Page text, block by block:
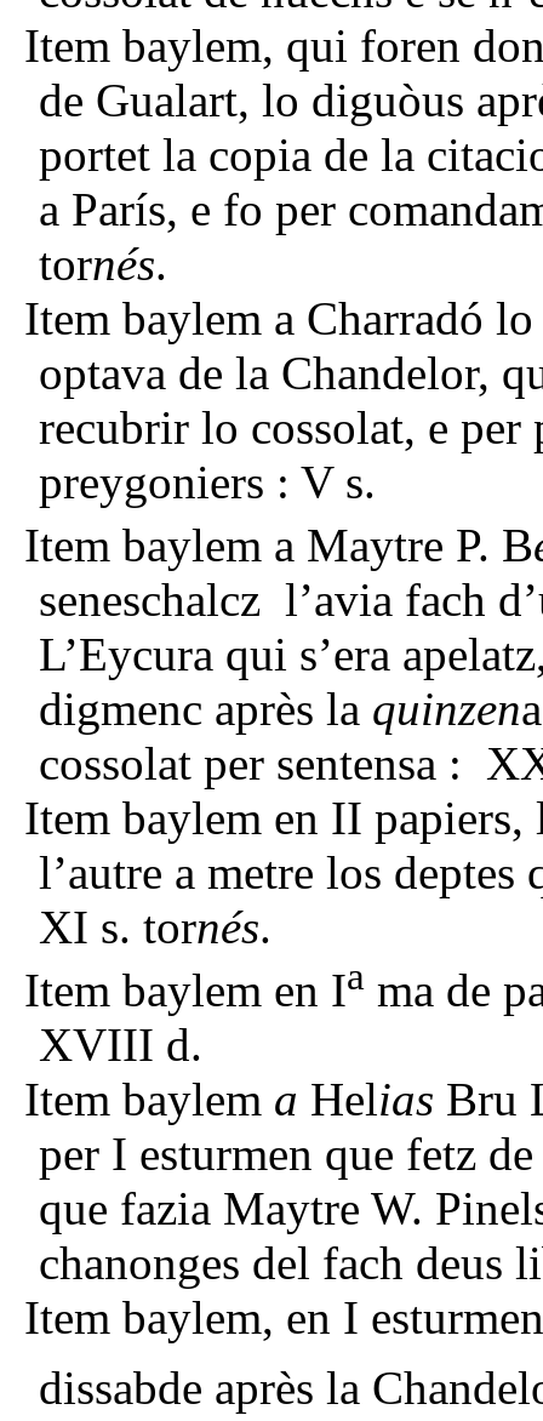
Item baylem, qui foren
de Gualart, lo diguòus
portet la copia de la
a París, e fo per
tornés.
Item baylem a Charradó
optava de la Chandelor,
recubrir lo cossolat, e per
preygoniers : V s.
Item baylem a Maytre P. B
seneschalcz l’avia fach
L’Eycura qui s’era
digmenc après la quinzen
cossolat per sentensa :
Item baylem en II papiers,
l’autre a metre los
XI s. tornés.
Item baylem en Ia ma de
XVIII d.
Item baylem a Helias Bru
per I esturmen que fetz
que fazia Maytre W.
chanonges del fach deus
Item baylem, en I
dissabde après la